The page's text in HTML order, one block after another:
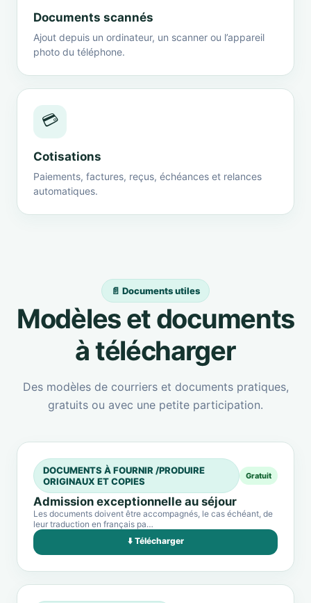
Documents scannés
Ajout depuis un ordinateur, un scanner ou l’appareil
photo du téléphone.
💳
Cotisations
Paiements, factures, reçus, échéances et relances
automatiques.
📄 Documents utiles
Modèles et documents
à télécharger
Des modèles de courriers et documents pratiques,
gratuits ou avec une petite participation.
DOCUMENTS À FOURNIR /PRODUIRE
ORIGINAUX ET COPIES
Gratuit
Admission exceptionnelle au séjour
Les documents doivent être accompagnés, le cas échéant, de
leur traduction en français pa…
⬇️ Télécharger